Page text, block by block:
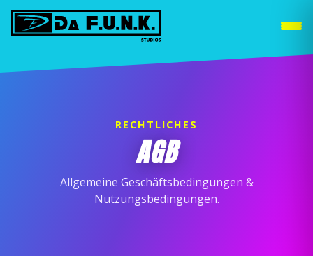
DUISBURG
WEITERE STANDORTE »
RECHTLICHES
AGB
Allgemeine Geschäftsbedingungen &
Nutzungsbedingungen.